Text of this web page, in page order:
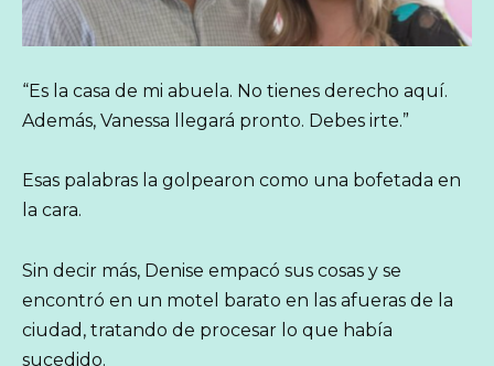
“Es la casa de mi abuela. No tienes derecho aquí.
Además, Vanessa llegará pronto. Debes irte.”
Esas palabras la golpearon como una bofetada en
la cara.
Sin decir más, Denise empacó sus cosas y se
encontró en un motel barato en las afueras de la
ciudad, tratando de procesar lo que había
sucedido.